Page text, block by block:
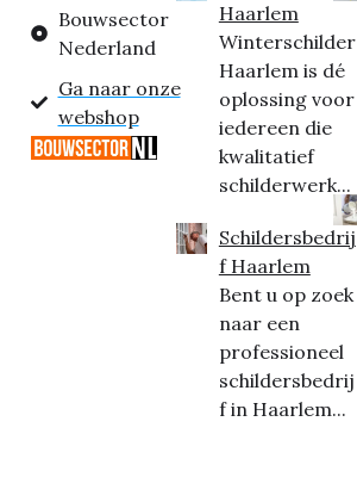
Bouwsector
Nederland
Ga naar onze
webshop
Haarlem
Winterschilder
Haarlem is dé
oplossing voor
iedereen die
kwalitatief
schilderwerk...
Schildersbedrij
f Haarlem
Bent u op zoek
naar een
professioneel
schildersbedrij
f in Haarlem...